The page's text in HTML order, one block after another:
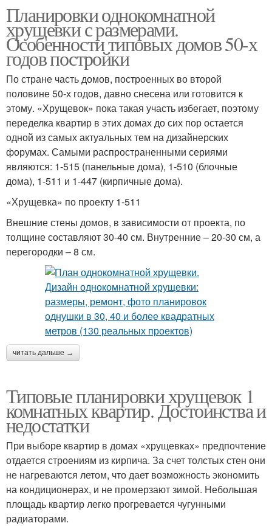
Планировки однокомнатной
хрущевки с размерами.
Особенности типовых домов 50-х
годов постройки
По стране часть домов, построенных во второй
половине 50-х годов, давно снесена или готовится к
этому. «Хрущевок» пока такая участь избегает, поэтому
переделка квартир в этих домах до сих пор остается
одной из самых актуальных тем на дизайнерских
форумах. Самыми распространенными сериями
являются: 1-515 (панельные дома), 1-510 (блочные
дома), 1-511 и 1-447 (кирпичные дома).
«Хрущевка» по проекту 1-511
Внешние стены домов, в зависимости от проекта, по
толщине составляют 30-40 см. Внутренние – 20-30 см, а
перегородки – 8 см.
читать дальше →
Типовые планировки хрущевок 1
комнатных квартир. Достоинства и
недостатки
При выборе квартир в домах «хрущевках» предпочтение
отдается строениям из кирпича. За счет толстых стен они
не нагреваются летом, что дает возможность экономить
на кондиционерах, и не промерзают зимой. Небольшая
площадь квартир легко прогревается чугунными
радиаторами.